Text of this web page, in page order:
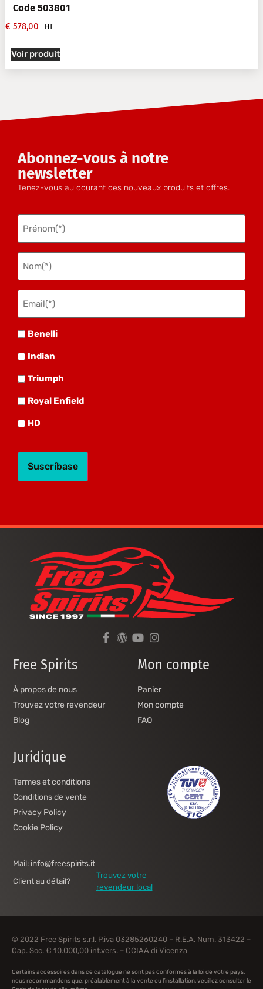
Code 503801
€ 578,00 HT
Voir produit
Abonnez-vous à notre
newsletter
Tenez-vous au courant des nouveaux produits et offres.
Prénom
(Nécessaire)
Nom
(Nécessaire)
Email(*)
(Nécessaire)
Benelli
Benelli
Indian
Indian
Triumph
Triumph
Royal
Royal Enfield
HDHD
Free Spirits
À propos de nous
Trouvez votre revendeur
Blog
Mon compte
Panier
Mon compte
FAQ
Juridique
Termes et conditions
Conditions de vente
Privacy Policy
Cookie Policy
Mail: info@freespirits.it
Client au détail?
Trouvez votre
revendeur local
© 2022 Free Spirits s.r.l. P.iva 03285260240 – R.E.A. Num. 313422 –
Cap. Soc. € 10.000,00 int.vers. – CCIAA di Vicenza
Certains accessoires dans ce catalogue ne sont pas conformes à la loi de votre pays,
nous recommandons que, préalablement à la vente ou l’installation, veuillez consulter le